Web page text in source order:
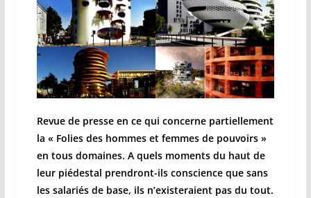
Revue de presse en ce qui concerne partiellement
la « Folies des hommes et femmes de pouvoirs »
en tous domaines. A quels moments du haut de
leur piédestal prendront-ils conscience que sans
les salariés de base, ils n’existeraient pas du tout.